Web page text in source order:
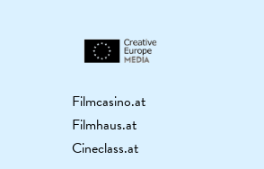
Filmcasino.at
Filmhaus.at
Cineclass.at